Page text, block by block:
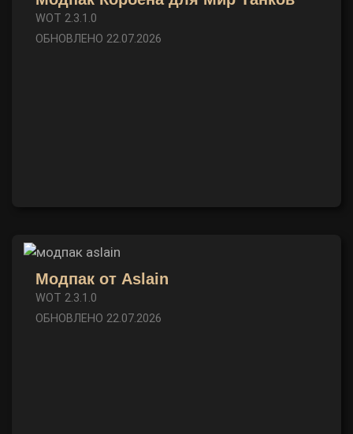
WOT 2.3.1.0
ОБНОВЛЕНО 22.07.2026
Модпак от Aslain
WOT 2.3.1.0
ОБНОВЛЕНО 22.07.2026